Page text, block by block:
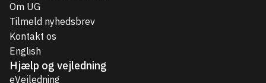
Om UG
Tilmeld nyhedsbrev
Kontakt os
English
Hjælp og vejledning
eVejledning